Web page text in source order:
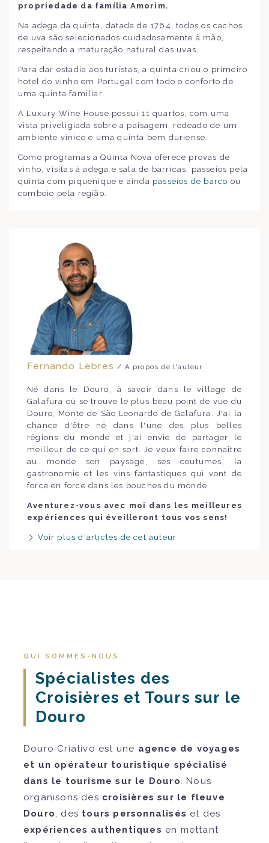
propriedade da família Amorim.
Na adega da quinta, datada de 1764, todos os cachos
de uva são selecionados cuidadosamente à mão,
respeitando a maturação natural das uvas.
Para dar estadia aos turistas, a quinta criou o primeiro
hotel do vinho em Portugal com todo o conforto de
uma quinta familiar.
A Luxury Wine House possui 11 quartos, com uma
vista priveligiada sobre a paisagem, rodeado de um
ambiente vínico e uma quinta bem duriense.
Como programas a Quinta Nova oferece provas de
vinho, visitas à adega e sala de barricas, passeios pela
quinta com piquenique e ainda passeios de barco ou
comboio pela região.
Fernando Lebres / A propos de l'auteur
Né dans le Douro, à savoir dans le village de
Galafura où se trouve le plus beau point de vue du
Douro, Monte de São Leonardo de Galafura. J'ai la
chance d'être né dans l'une des plus belles
régions du monde et j'ai envie de partager le
meilleur de ce qui en sort. Je veux faire connaître
au monde son paysage, ses coutumes, la
gastronomie et les vins fantastiques qui vont de
force en force dans les bouches du monde.
Aventurez-vous avec moi dans les meilleures
expériences qui éveilleront tous vos sens!
Voir plus d'articles de cet auteur
QUI SOMMES-NOUS
Spécialistes des
Croisières et Tours sur le
Douro
Douro Criativo est une agence de voyages
et un opérateur touristique spécialisé
dans le tourisme sur le Douro. Nous
organisons des croisières sur le fleuve
Douro, des tours personnalisés et des
expériences authentiques en mettant